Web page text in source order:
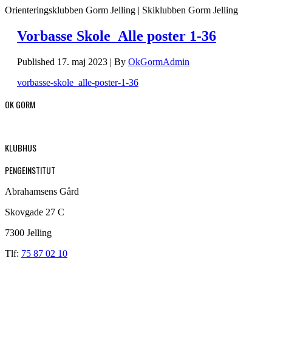
Orienteringsklubben Gorm Jelling | Skiklubben Gorm Jelling
Vorbasse Skole_Alle poster 1-36
Published 17. maj 2023 | By OkGormAdmin
vorbasse-skole_alle-poster-1-36
OK GORM
KLUBHUS
PENGEINSTITUT
Abrahamsens Gård
Skovgade 27 C
7300 Jelling
Tlf: 75 87 02 10